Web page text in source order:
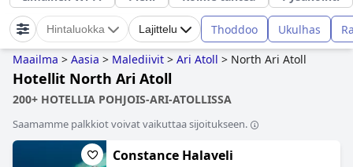
Hintaluokka Lajittelu Thoddoo Ukulhas
Maailma > Aasia > Malediivit > Ari Atoll > North Ari Atoll
Hotellit North Ari Atoll
200+ HOTELLIA POHJOIS-ARI-ATOLLISSA
Saamamme palkkiot voivat vaikuttaa sijoitukseen.
Constance Halaveli